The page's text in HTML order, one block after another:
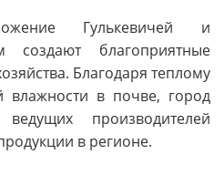
Гулькевичей и
создают благоприятные
Благодаря теплому
влажности в почве, город
производителей
в регионе.